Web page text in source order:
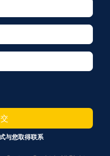
与您取得联系